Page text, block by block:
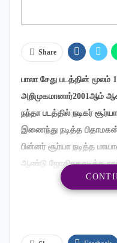
Share
பாலா சேது படத்தின்
அறிமுகமானார்2001ஆம்
நந்தா படத்தில் நடிகர்
இணைந்து நடித்த
பின்னர் சூர்யா நடித்த
ஆண்டு ஜோதிகா நடித்த
வெளியான பாலா இயக்கிய